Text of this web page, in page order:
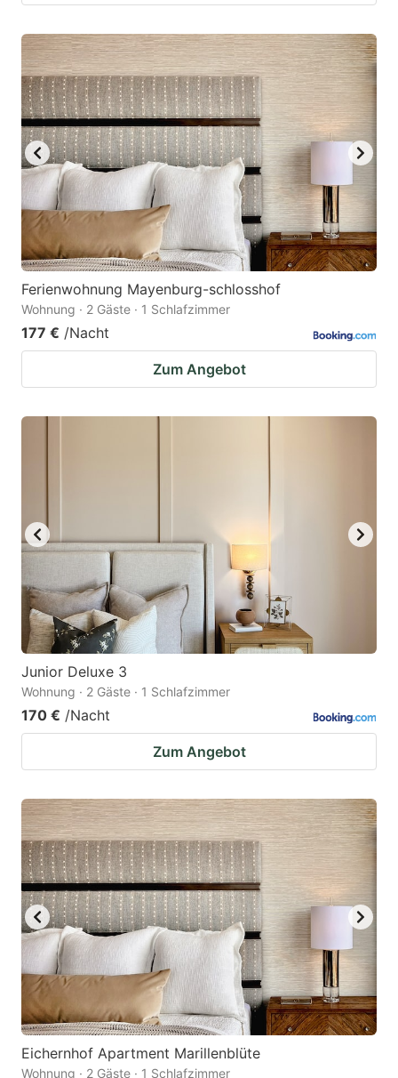
Ferienwohnung Mayenburg-schlosshof
Wohnung · 2 Gäste · 1 Schlafzimmer
177 € /Nacht
Zum Angebot
Junior Deluxe 3
Wohnung · 2 Gäste · 1 Schlafzimmer
170 € /Nacht
Zum Angebot
Eichernhof Apartment Marillenblüte
Wohnung · 2 Gäste · 1 Schlafzimmer